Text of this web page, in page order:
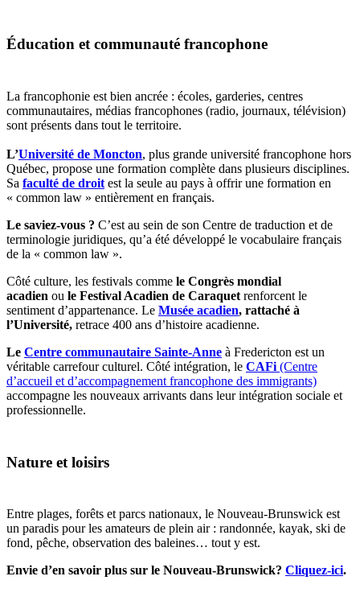
Éducation et communauté francophone
La francophonie est bien ancrée : écoles, garderies, centres
communautaires, médias francophones (radio, journaux, télévision)
sont présents dans tout le territoire.
L’Université de Moncton, plus grande université francophone hors
Québec, propose une formation complète dans plusieurs disciplines.
Sa faculté de droit est la seule au pays à offrir une formation en
« common law » entièrement en français.
Le saviez-vous ? C’est au sein de son Centre de traduction et de
terminologie juridiques, qu’a été développé le vocabulaire français
de la « common law ».
Côté culture, les festivals comme le Congrès mondial
acadien ou le Festival Acadien de Caraquet renforcent le
sentiment d’appartenance. Le Musée acadien, rattaché à
l’Université, retrace 400 ans d’histoire acadienne.
Le Centre communautaire Sainte-Anne à Fredericton est un
véritable carrefour culturel. Côté intégration, le CAFi (Centre
d’accueil et d’accompagnement francophone des immigrants)
accompagne les nouveaux arrivants dans leur intégration sociale et
professionnelle.
Nature et loisirs
Entre plages, forêts et parcs nationaux, le Nouveau-Brunswick est
un paradis pour les amateurs de plein air : randonnée, kayak, ski de
fond, pêche, observation des baleines… tout y est.
Envie d’en savoir plus sur le Nouveau-Brunswick? Cliquez-ici.